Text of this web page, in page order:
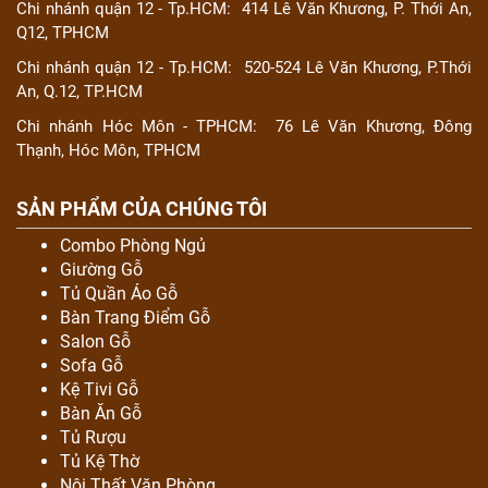
hương 100%
5.3. Chọn kích thước dựa trên diện tích phòng
ngủ và nhu cầu sử dụng
5.4. Chọn lựa theo kết cấu bên trong của tủ
quần áo
quần áo gỗ đinh hương
6.1. Cách lắp đặt, bố trí
6.2. Cách sử dụng tủ áo gỗ đinh hương
6.3. Cách vệ sinh tủ quần áo gỗ đinh hương
7. Mua tủ quần áo gỗ đinh hương ở đâu đảm bảo
chất lượng và bền đẹp?
Tủ quần áo gỗ đinh hương
mà nhiều người mong muốn được sở hữu. Với chất gỗ quý
Chi nhánh quận 12 - Tp.HCM:
414 Lê Văn Khương, P. Thới An,
Q12, TPHCM
Chi nhánh quận 12 - Tp.HCM:
520-524 Lê Văn Khương, P.Thới
An, Q.12, TP.HCM
Chi nhánh Hóc Môn - TPHCM:
76 Lê Văn Khương, Đông
Thạnh, Hóc Môn, TPHCM
SẢN PHẨM CỦA CHÚNG TÔI
Combo Phòng Ngủ
Giường Gỗ
Tủ Quần Áo Gỗ
Bàn Trang Điểm Gỗ
Salon Gỗ
Sofa Gỗ
Kệ Tivi Gỗ
Bàn Ăn Gỗ
Tủ Rượu
Tủ Kệ Thờ